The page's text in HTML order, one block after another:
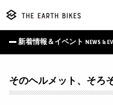
新着情報＆イベント NEWS &
そのヘルメット、そろ